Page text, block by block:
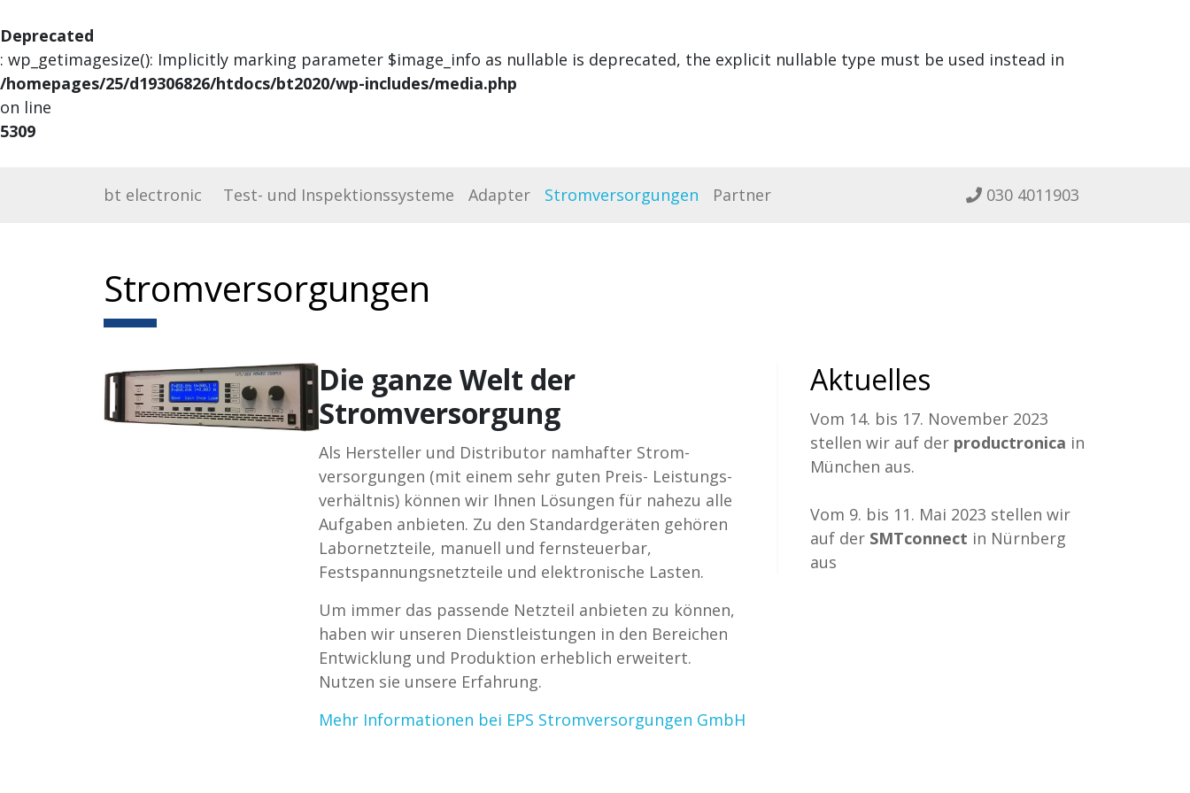
Deprecated
: wp_getimagesize(): Implicitly marking parameter $image_info as nullable is deprecated, the explicit nullable type must be used instead in
/homepages/25/d19306826/htdocs/bt2020/wp-includes/media.php
on line
5309
bt electronic Test- und Inspektionssysteme Adapter Stromversorgungen Partner 030 4011903
Stromversorgungen
Die ganze Welt der
Stromversorgung
Als Hersteller und Distributor namhafter Strom­
versorgungen (mit einem sehr guten Preis- Leistungs­
verhältnis) können wir Ihnen Lösungen für nahezu alle
Aufgaben anbieten. Zu den Standardgeräten gehören
Labornetzteile, manuell und fernsteuerbar,
Festspannungs­netzteile und elektronische Lasten.
Um immer das passende Netzteil anbieten zu können,
haben wir unseren Dienstleistungen in den Bereichen
Entwicklung und Produktion erheblich erweitert.
Nutzen sie unsere Erfahrung.
Mehr Informationen bei EPS Stromversorgungen GmbH
Aktuelles
Vom 14. bis 17. November 2023
stellen wir auf der productronica in
München aus.
Vom 9. bis 11. Mai 2023 stellen wir
auf der SMTconnect in Nürnberg
aus